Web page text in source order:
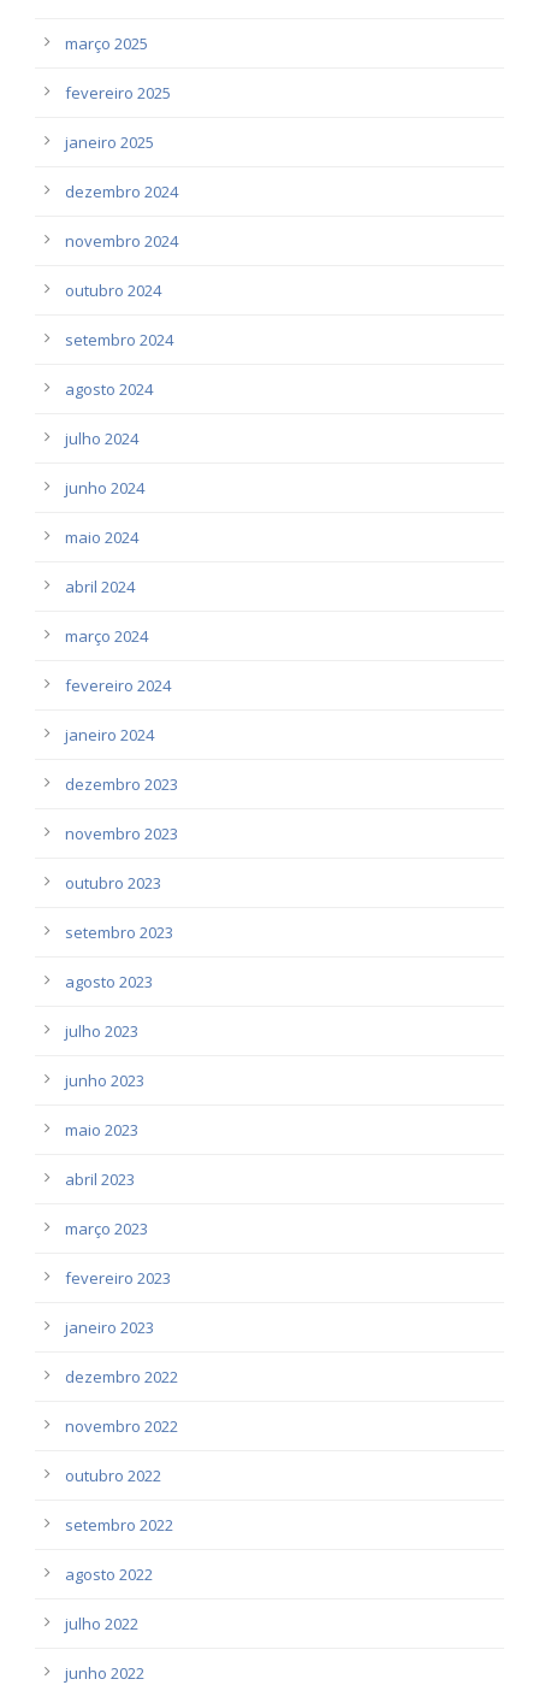
março 2025
fevereiro 2025
janeiro 2025
dezembro 2024
novembro 2024
outubro 2024
setembro 2024
agosto 2024
julho 2024
junho 2024
maio 2024
abril 2024
março 2024
fevereiro 2024
janeiro 2024
dezembro 2023
novembro 2023
outubro 2023
setembro 2023
agosto 2023
julho 2023
junho 2023
maio 2023
abril 2023
março 2023
fevereiro 2023
janeiro 2023
dezembro 2022
novembro 2022
outubro 2022
setembro 2022
agosto 2022
julho 2022
junho 2022